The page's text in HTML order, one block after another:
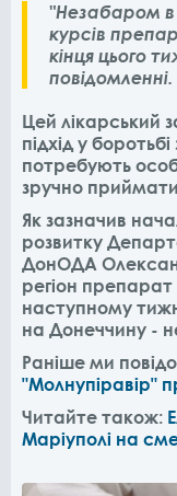
"Незабаром в
курсів
кінця цього
повідомленні.
Цей лікарський
підхід у
потребують
зручно
Як зазначив
розвитку
ДонОДА
регіон
наступному
на Донеччину -
Раніше ми
"Молнупіравір"
Читайте також:
Маріуполі на